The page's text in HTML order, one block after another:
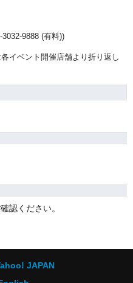
9888 (有料))
イベント開催店舗より折り返し
認ください。
JAPAN